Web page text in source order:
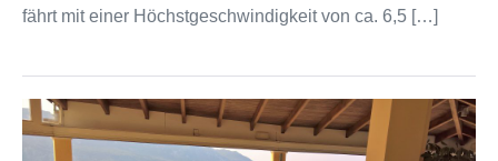
fährt mit einer Höchstgeschwindigkeit von ca. 6,5 […]
Woche
1#